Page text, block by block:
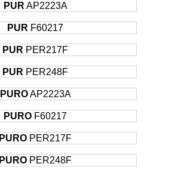
PUR AP2223A
PUR F60217
PUR PER217F
PUR PER248F
PURO AP2223A
PURO F60217
PURO PER217F
PURO PER248F